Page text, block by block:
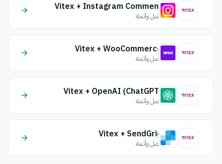
Vitex + Instagram Comment
اتصل وأتمتة
Vitex + WooCommerce
اتصل وأتمتة
Vitex + OpenAI (ChatGPT)
اتصل وأتمتة
Vitex + SendGrid
اتصل وأتمتة